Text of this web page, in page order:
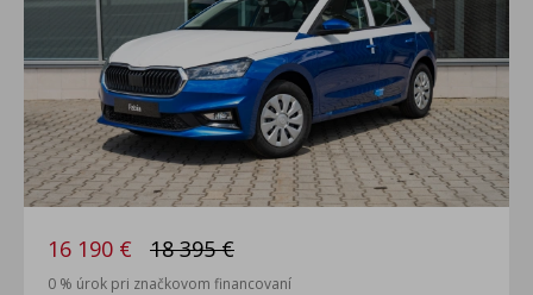
16 190 € 18 395 €
0 % úrok pri značkovom financovaní